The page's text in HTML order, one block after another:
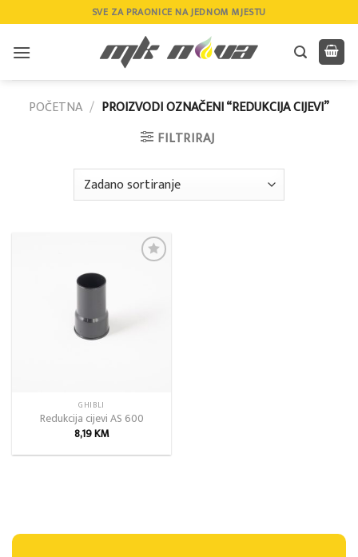
to
content
SVE ZA PRAONICE NA JEDNOM MJESTU
POČETNA / PROIZVODI OZNAČENI “REDUKCIJA CIJEVI”
FILTRIRAJ
GHIBLI
Redukcija cijevi AS 600
8,19KM